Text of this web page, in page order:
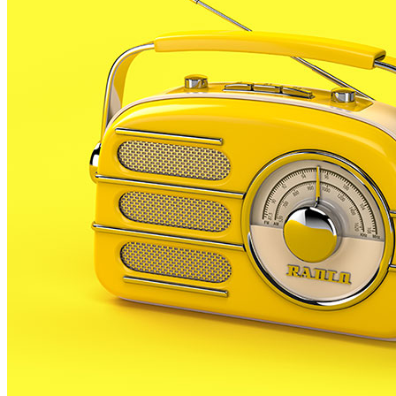
centre de la població amb les zones rurals.
El consistori torderenc ha recordat que el municipi és
dels més grans de la comarca i que els camins rurals
solen presentar problemes en èpoques de mal
temps i pluges. Això sumat als ferms de sorra
irregulars i amb drenatges insuficients, converteixen
aquests camins en vials impracticables.
El projecte preveu la pavimentació d’aquests vials, la
instal·lació de drenatges, la senyalització horitzontal i
vertical i la instal.lació dels elements de protecció
necessaris per garantir la seguretat per a vehicles i